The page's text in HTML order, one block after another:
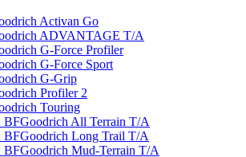
Activan Go
ADVANTAGE T/A
G-Force Profiler
G-Force Sport
G-Grip
Profiler 2
Touring
All Terrain T/A
Long Trail T/A
Mud-Terrain T/A